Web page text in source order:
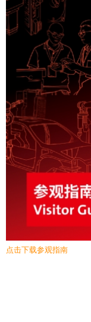
点击下载参观指南